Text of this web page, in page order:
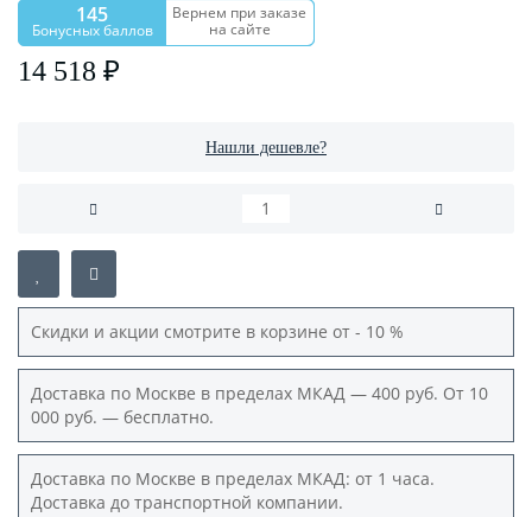
145
Бонусных баллов
Вернем при заказе
на сайте
14 518 ₽
Нашли дешевле?
Скидки и акции смотрите в корзине от - 10 %
Доставка по Москве в пределах МКАД — 400 руб. От 10
000 руб. — бесплатно.
Доставка по Москве в пределах МКАД: от 1 часа.
Доставка до транспортной компании.